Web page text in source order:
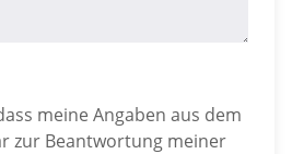
meine Angaben aus dem
zur Beantwortung meiner